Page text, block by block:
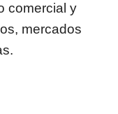
comercial y
mercados